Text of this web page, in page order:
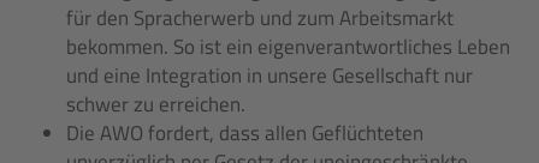
für den Spracherwerb und zum Arbeitsmarkt
bekommen. So ist ein eigenverantwortliches Leben
und eine Integration in unsere Gesellschaft nur
schwer zu erreichen.
Die AWO fordert, dass allen Geflüchteten